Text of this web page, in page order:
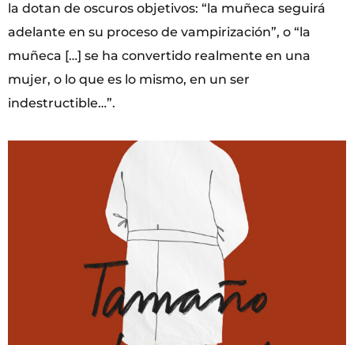
la dotan de oscuros objetivos: “la muñeca seguirá
adelante en su proceso de vampirización”, o “la
muñeca […] se ha convertido realmente en una
mujer, o lo que es lo mismo, en un ser
indestructible…”.